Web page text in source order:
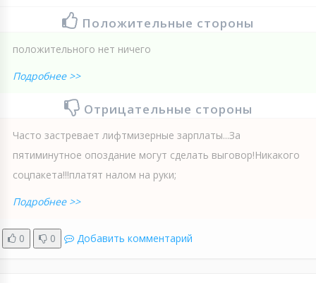
Положительные стороны
положительного нет ничего
Подробнее >>
Отрицательные стороны
Часто застревает лифтмизерные зарплаты...За
пятиминутное опоздание могут сделать выговор!Никакого
соцпакета!!!платят налом на руки;
Подробнее >>
0 0 Добавить комментарий